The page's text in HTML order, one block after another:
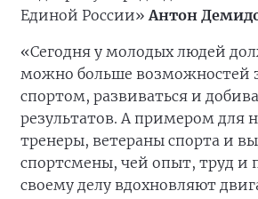
Единой России» Антон
«Сегодня у молодых людей
можно больше возможностей
спортом, развиваться и
результатов. А примером для
тренеры, ветераны спорта и
спортсмены, чей опыт, труд и
своему делу вдохновляют